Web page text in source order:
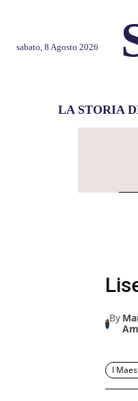
sabato, 8 Agosto 2026
LA STORIA
By
I